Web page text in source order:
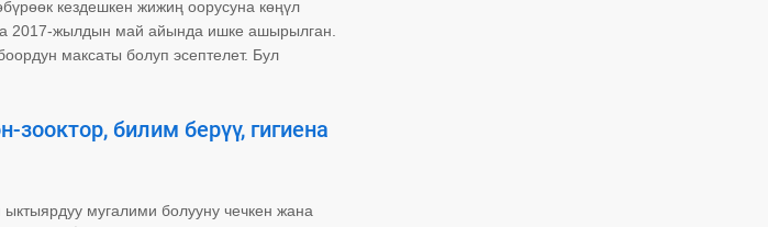
кездешкен жижиң оорусуна көңүл
2017-жылдын май айында ишке ашырылган.
максаты болуп эсептелет. Бул
билим берүү, гигиена
мугалими болууну чечкен жана